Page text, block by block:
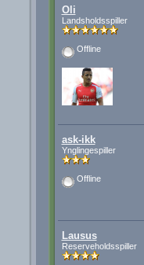
Oli
Landsholdsspiller
Offline
ask-ikk
Ynglingespiller
Offline
Lausus
Reserveholdsspiller